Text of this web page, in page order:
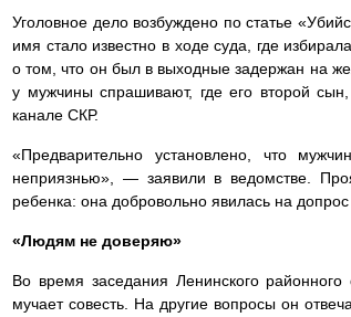
Уголовное дело возбуждено по статье
имя стало известно в ходе суда, где
о том, что он был в выходные задержан на
у мужчины спрашивают, где его второй
канале СКР.
«Предварительно установлено, что
неприязнью», — заявили в ведомстве.
ребенка: она добровольно явилась на допрос
«Людям не доверяю»
Во время заседания Ленинского
мучает совесть. На другие вопросы он